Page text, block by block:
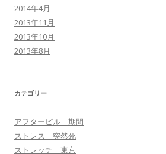
2014年4月
2013年11月
2013年10月
2013年8月
カテゴリー
アフターピル 期間
ストレス 突然死
ストレッチ 東京